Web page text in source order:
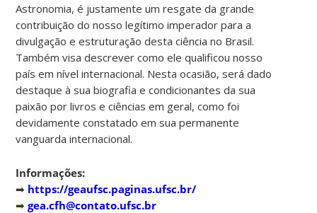
Astronomia, é justamente um resgate da grande
contribuição do nosso legítimo imperador para a
divulgação e estruturação desta ciência no Brasil.
Também visa descrever como ele qualificou nosso
país em nível internacional. Nesta ocasião, será dado
destaque à sua biografia e condicionantes da sua
paixão por livros e ciências em geral, como foi
devidamente constatado em sua permanente
vanguarda internacional.
Informações:
➡ https://geaufsc.paginas.ufsc.br/
➡gea.cfh@contato.ufsc.br